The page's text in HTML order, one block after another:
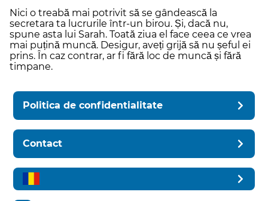
Nici o treabă mai potrivit să se gândească la
secretara ta lucrurile într-un birou. Și, dacă nu,
spune asta lui Sarah. Toată ziua el face ceea ce vrea
mai puțină muncă. Desigur, aveți grijă să nu șeful ei
prins. În caz contrar, ar fi fără loc de muncă și fără
timpane.
Politica de confidentialitate
Contact